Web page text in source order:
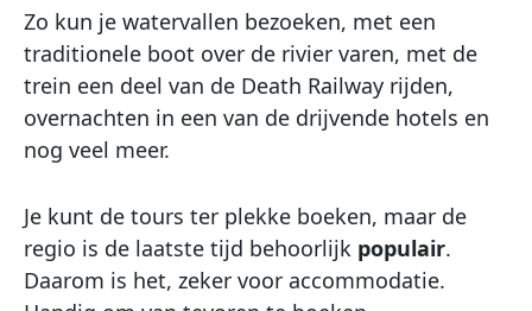
Zo kun je watervallen bezoeken, met een
traditionele boot over de rivier varen, met de
trein een deel van de Death Railway rijden,
overnachten in een van de drijvende hotels en
nog veel meer.
Je kunt de tours ter plekke boeken, maar de
regio is de laatste tijd behoorlijk populair.
Daarom is het, zeker voor accommodatie.